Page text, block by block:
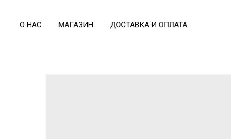
О НАС МАГАЗИН ДОСТАВКА И ОПЛАТА